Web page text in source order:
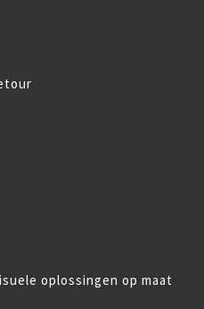
oplossingen op maat